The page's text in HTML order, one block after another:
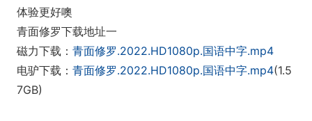
体验更好噢
青面修罗下载地址一
磁力下载： 青面修罗.2022.HD1080p.国语中字.mp4
电驴下载： 青面修罗.2022.HD1080p.国语中字.mp4(1.5
7GB)